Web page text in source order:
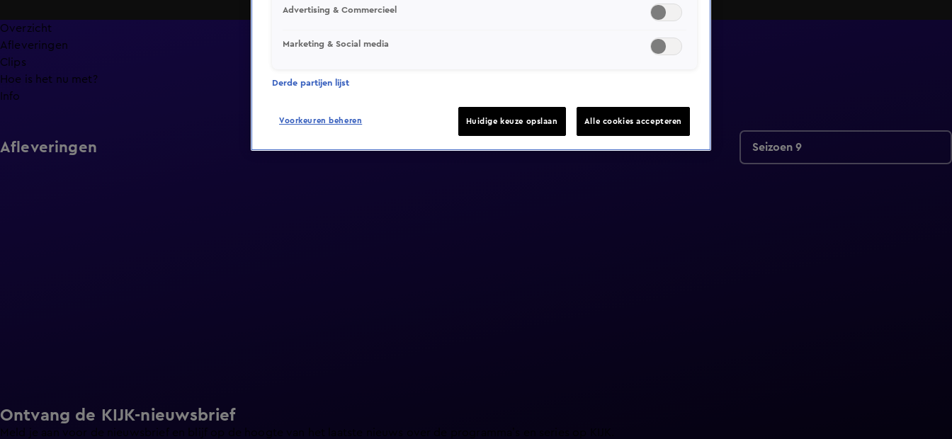
Overzicht
Afleveringen
Clips
Hoe is het nu met?
Info
Afleveringen Seizoen 9
Ontvang de KIJK-nieuwsbrief
Meld je aan voor de nieuwsbrief en blijf op de hoogte van het laatste nieuws over de programma’s en series op KIJK.
Advertising & Commercieel
Marketing & Social media
Derde partijen lijst
Voorkeuren beheren Huidige keuze opslaan Alle cookies accepteren